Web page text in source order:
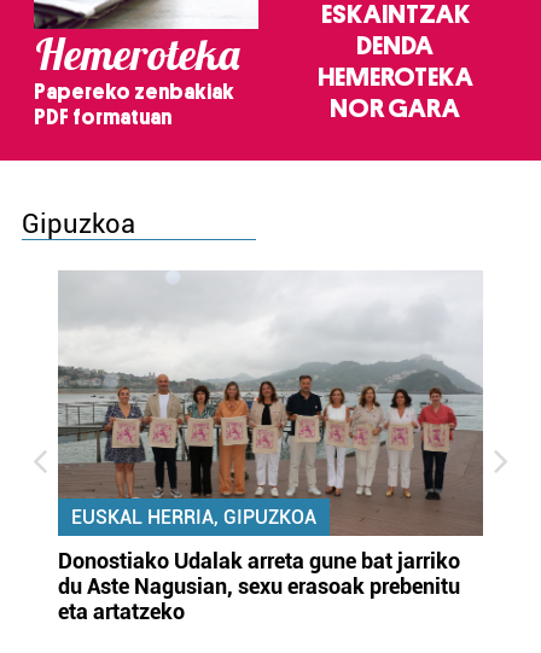
Hemeroteka
Papereko zenbakiak
PDF formatuan
ESKAINTZAK
DENDA
HEMEROTEKA
NOR GARA
Gipuzkoa
EUSKAL HERRIA, GIPUZKOA
Donostiako Udalak arreta gune bat jarriko
du Aste Nagusian, sexu erasoak prebenitu
eta artatzeko